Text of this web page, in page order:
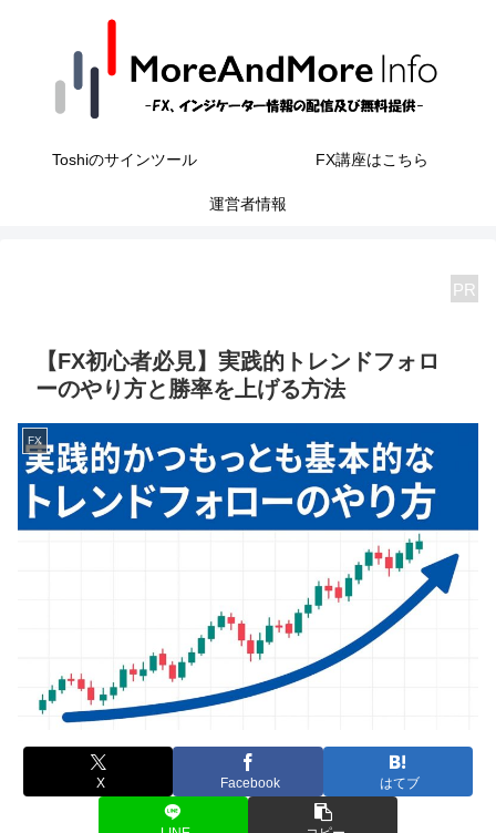
Toshiのサインツール FX講座はこちら
運営者情報
PR
【FX初心者必見】実践的トレンドフォロ
ーのやり方と勝率を上げる方法
FX
X Facebook はてブ